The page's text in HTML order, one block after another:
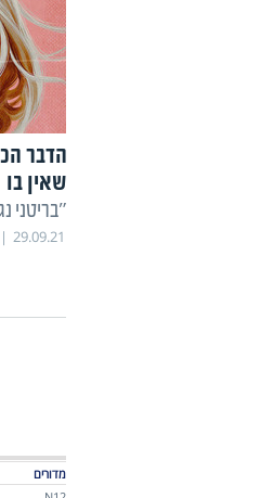
הדבר
שאין בו
"בריטני
29.09.21
מדורים